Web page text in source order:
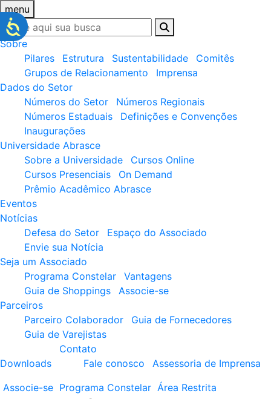
menu
Sobre
Pilares
Estrutura Sustentabilidade
Comitês
Grupos de Relacionamento
Imprensa
Dados do Setor
Números do Setor
Números Regionais
Números Estaduais
Definições e Convenções
Inaugurações
Universidade Abrasce
Sobre a Universidade
Cursos Online
Cursos Presenciais
On Demand
Prêmio Acadêmico Abrasce
Eventos
Notícias
Defesa do Setor
Espaço do Associado
Envie sua Notícia
Seja um Associado
Programa Constelar
Vantagens
Guia de Shoppings
Associe-se
Parceiros
Parceiro Colaborador
Guia de Fornecedores
Guia de Varejistas
Downloads
Contato
Fale conosco
Assessoria de Imprensa
Associe-se Programa Constelar Área Restrita